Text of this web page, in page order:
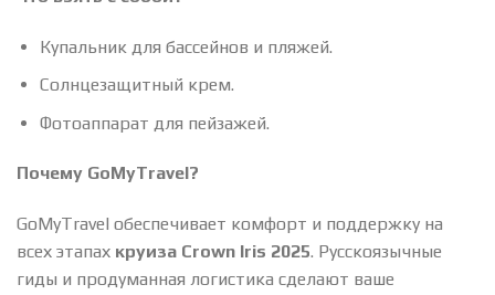
Купальник для бассейнов и пляжей.
Солнцезащитный крем.
Фотоаппарат для пейзажей.
Почему GoMyTravel?
GoMyTravel обеспечивает комфорт и поддержку на
всех этапах круиза Crown Iris 2025. Русскоязычные
гиды и продуманная логистика сделают ваше